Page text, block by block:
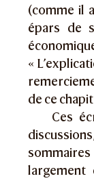
(comme il
épars de
«
de ce
Ces
largement